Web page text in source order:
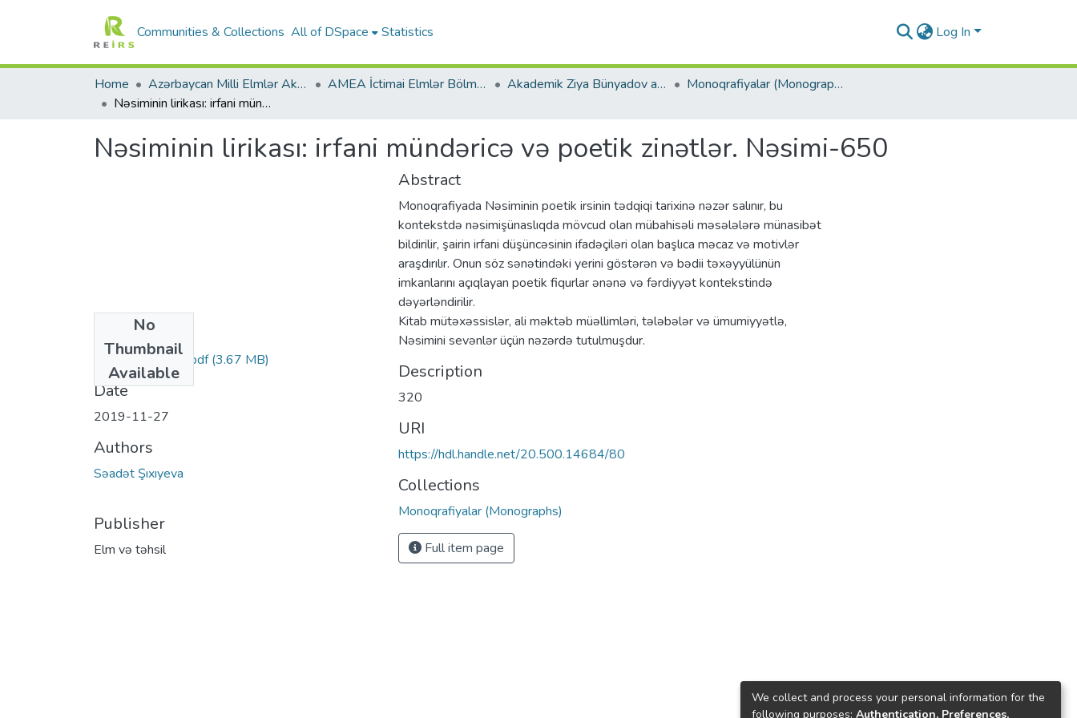
Communities & Collections All of DSpace Statistics Log In
Home Azərbaycan Milli Elmlər Akademiyası AMEA İctimai Elmlər Bölməsi Akademik Ziya Bünyadov adına Şərqşünaslıq İnstitutu
Monoqrafiyalar (Monographs)
Nəsiminin lirikası: irfani mündəricə və poetik zinətlər. Nəsimi-650
Nəsiminin lirikası: irfani mündəricə və poetik zinətlər. Nəsimi-650
No
Thumbnail
Available
Nesiminin_lirikasi.pdf(3.67 MB)
Date
2019-11-27
Authors
Səadət Şıxıyeva
Publisher
Elm və təhsil
Abstract
Monoqrafiyada Nəsiminin poetik irsinin tədqiqi tarixinə nəzər salınır, bu
kontekstdə nəsimişünaslıqda mövcud olan mübahisəli məsələlərə münasibət
bildirilir, şairin irfani düşüncəsinin ifadəçiləri olan başlıca məcaz və motivlər
araşdırılır. Onun söz sənətindəki yerini göstərən və bədii təxəyyülünün
imkanlarını açıqlayan poetik fiqurlar ənənə və fərdiyyət kontekstində
dəyərləndirilir.
Kitab mütəxəssislər, ali məktəb müəllimləri, tələbələr və ümumiyyətlə,
Nəsimini sevənlər üçün nəzərdə tutulmuşdur.
Description
320
URI
https://hdl.handle.net/20.500.14684/80
Collections
Monoqrafiyalar (Monographs)
Full item page
We collect and process your personal information for the
following purposes: Authentication, Preferences,